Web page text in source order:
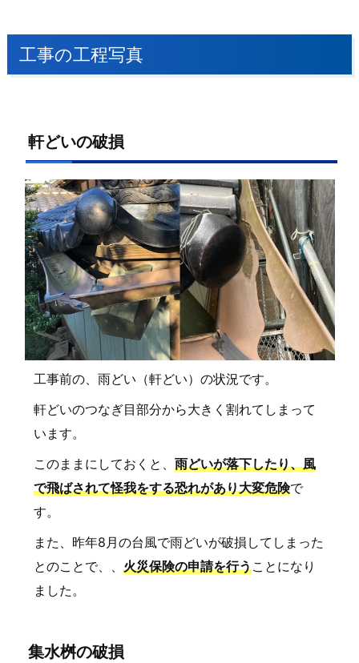
工事の工程写真
軒どいの破損
工事前の、雨どい（軒どい）の状況です。
軒どいのつなぎ目部分から大きく割れてしまって
います。
このままにしておくと、 雨どいが落下したり、風
で飛ばされて怪我をする恐れがあり大変危険で
す。
また、昨年8月の台風で雨どいが破損してしまった
とのことで、、 火災保険の申請を行うことになり
ました。
集水桝の破損